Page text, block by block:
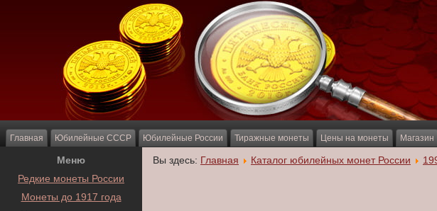
Главная Юбилейные СССР Юбилейные России Тиражные монеты Цены на монеты Магазин
Меню
Редкие монеты России
Монеты до 1917 года
Вы здесь: Главная Каталог юбилейных монет России